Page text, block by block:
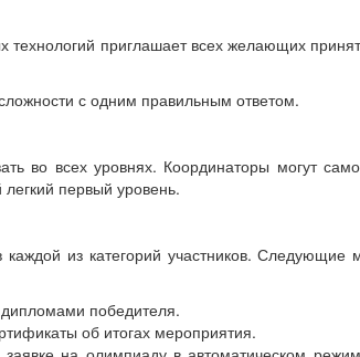
технологий приглашает всех желающих
с одним правильным ответом.
во всех уровнях. Координаторы могут
первый уровень.
из категорий участников. Следующие
победителя.
об итогах мероприятия.